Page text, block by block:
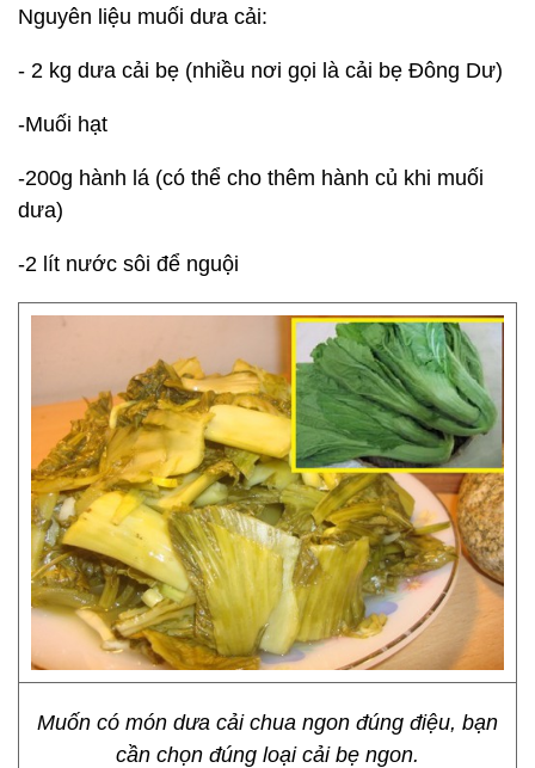
Nguyên liệu muối dưa cải:
- 2 kg dưa cải bẹ (nhiều nơi gọi là cải bẹ Đông Dư)
-Muối hạt
-200g hành lá (có thể cho thêm hành củ khi muối
dưa)
-2 lít nước sôi để nguội
Muốn có món dưa cải chua ngon đúng điệu, bạn
cần chọn đúng loại cải bẹ ngon.